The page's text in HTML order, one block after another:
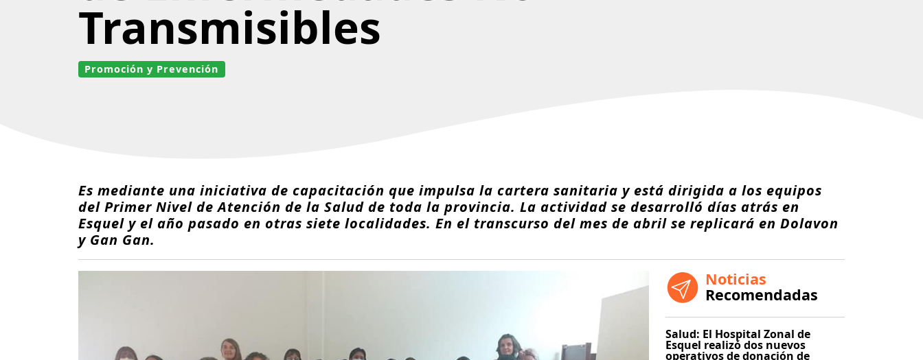
Transmisibles
Promoción y Prevención
Es mediante una iniciativa de capacitación que impulsa la cartera sanitaria y está dirigida a los equipos
del Primer Nivel de Atención de la Salud de toda la provincia. La actividad se desarrolló días atrás en
Esquel y el año pasado en otras siete localidades. En el transcurso del mes de abril se replicará en Dolavon
y Gan Gan.
Noticias
Recomendadas
Salud: El Hospital Zonal de
Esquel realizó dos nuevos
operativos de donación de